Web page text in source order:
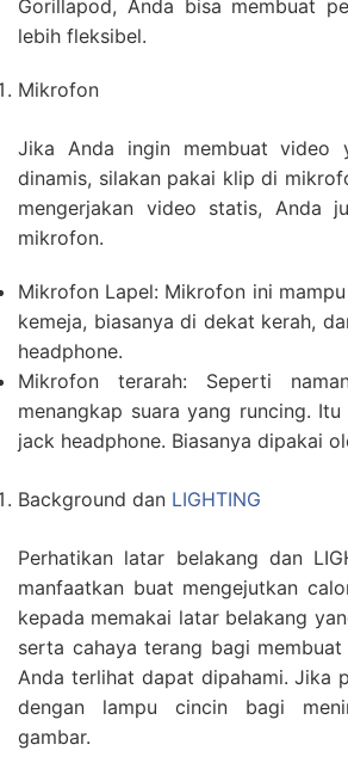
Gorillapod, Anda bisa membuat
lebih fleksibel.
Mikrofon
Jika Anda ingin membuat video
dinamis, silakan pakai klip di
mengerjakan video statis, Anda
mikrofon.
Mikrofon Lapel: Mikrofon ini
kemeja, biasanya di dekat kerah,
headphone.
Mikrofon terarah: Seperti
menangkap suara yang runcing.
jack headphone. Biasanya dipakai
Background dan LIGHTING
Perhatikan latar belakang dan
manfaatkan buat mengejutkan
kepada memakai latar belakang
serta cahaya terang bagi
Anda terlihat dapat dipahami. Jika
dengan lampu cincin bagi
gambar.